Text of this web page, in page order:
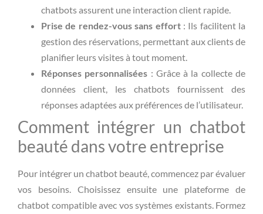
chatbots assurent une interaction client rapide.
Prise de rendez-vous sans effort: Ils facilitent la
gestion des réservations, permettant aux clients de
planifier leurs visites à tout moment.
Réponses personnalisées : Grâce à la collecte de
données client, les chatbots fournissent des
réponses adaptées aux préférences de l’utilisateur.
Comment intégrer un chatbot
beauté dans votre entreprise
Pour intégrer un chatbot beauté, commencez par évaluer
vos besoins. Choisissez ensuite une plateforme de
chatbot compatible avec vos systèmes existants. Formez